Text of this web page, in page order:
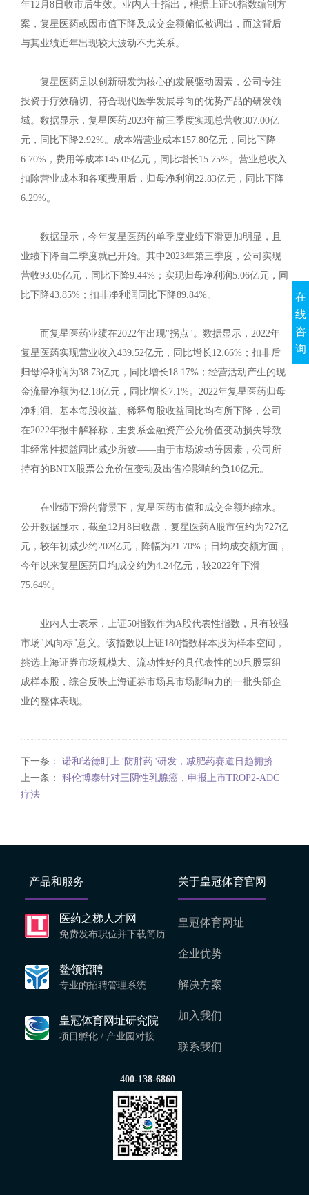
年12月8日收市后生效。业内人士指出，根据上证50指数编制方
案，复星医药或因市值下降及成交金额偏低被调出，而这背后
与其业绩近年出现较大波动不无关系。
复星医药是以创新研发为核心的发展驱动因素，公司专注
投资于疗效确切、符合现代医学发展导向的优势产品的研发领
域。数据显示，复星医药2023年前三季度实现总营收307.00亿
元，同比下降2.92%。成本端营业成本157.80亿元，同比下降
6.70%，费用等成本145.05亿元，同比增长15.75%。营业总收入
扣除营业成本和各项费用后，归母净利润22.83亿元，同比下降
6.29%。
数据显示，今年复星医药的单季度业绩下滑更加明显，且
业绩下降自二季度就已开始。其中2023年第三季度，公司实现
营收93.05亿元，同比下降9.44%；实现归母净利润5.06亿元，同
比下降43.85%；扣非净利润同比下降89.84%。
而复星医药业绩在2022年出现"拐点"。数据显示，2022年
复星医药实现营业收入439.52亿元，同比增长12.66%；扣非后
归母净利润为38.73亿元，同比增长18.17%；经营活动产生的现
金流量净额为42.18亿元，同比增长7.1%。2022年复星医药归母
净利润、基本每股收益、稀释每股收益同比均有所下降，公司
在2022年报中解释称，主要系金融资产公允价值变动损失导致
非经常性损益同比减少所致——由于市场波动等因素，公司所
持有的BNTX股票公允价值变动及出售净影响约负10亿元。
在业绩下滑的背景下，复星医药市值和成交金额均缩水。
公开数据显示，截至12月8日收盘，复星医药A股市值约为727亿
元，较年初减少约202亿元，降幅为21.70%；日均成交额方面，
今年以来复星医药日均成交约为4.24亿元，较2022年下滑
75.64%。
业内人士表示，上证50指数作为A股代表性指数，具有较强
市场"风向标"意义。该指数以上证180指数样本股为样本空间，
挑选上海证券市场规模大、流动性好的具代表性的50只股票组
成样本股，综合反映上海证券市场具市场影响力的一批头部企
业的整体表现。
下一条： 诺和诺德盯上"防胖药"研发，减肥药赛道日趋拥挤
上一条： 科伦博泰针对三阴性乳腺癌，申报上市TROP2-ADC
疗法
产品和服务
医药之梯人才网
免费发布职位并下载简历
鳌领招聘
专业的招聘管理系统
皇冠体育网址研究院
项目孵化 / 产业园对接
关于皇冠体育官网
皇冠体育网址
企业优势
解决方案
加入我们
联系我们
400-138-6860
在
线
咨
询